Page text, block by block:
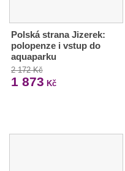
Polská strana Jizerek:
polopenze i vstup do
aquaparku
2 172 Kč
1 873 Kč